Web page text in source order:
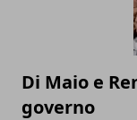
Di Maio e
governo